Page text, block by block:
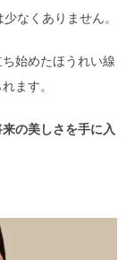
なくありません。
始めたほうれい線
ます。
来の美しさを手に入